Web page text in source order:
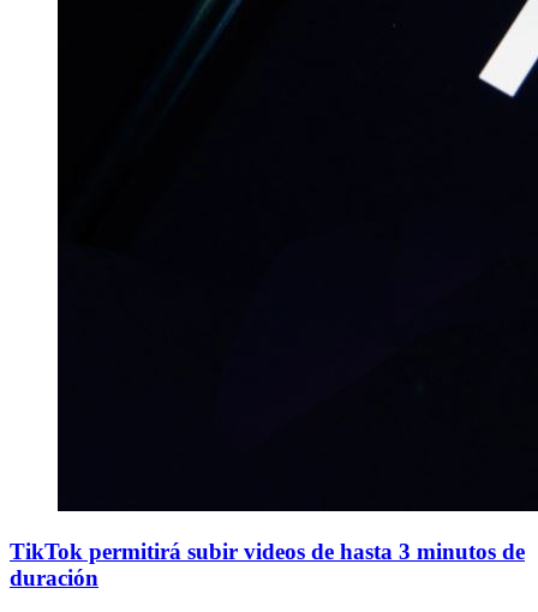
TikTok permitirá subir videos de hasta 3 minutos de
duración